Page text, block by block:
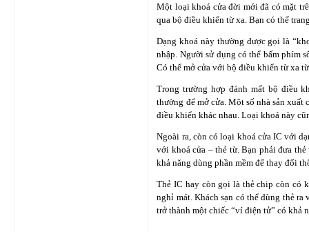
Một loại khoá cửa đời mới đã có mặt
qua bộ điều khiển từ xa. Bạn có thể
Dạng khoá này thường được gọi là
nhập. Người sử dụng có thể bấm phím
Có thể mở cửa với bộ điều khiển từ xa
Trong trường hợp đánh mất bộ điều
thường để mở cửa. Một số nhà sản
điều khiển khác nhau. Loại khoá này
Ngoài ra, còn có loại khoá cửa IC với
với khoá cửa – thẻ từ. Bạn phải đưa
khả năng dùng phần mềm để thay đổi
Thẻ IC hay còn gọi là thẻ chip còn có
nghỉ mát. Khách sạn có thể dùng thẻ
trở thành một chiếc “ví điện tử” có khả